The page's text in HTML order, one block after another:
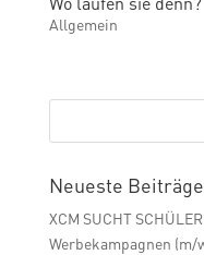
Allgemein
Neueste Beiträge
XCM SUCHT
Werbekampagnen (m/